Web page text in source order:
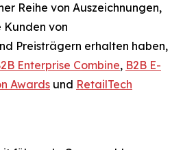
Reihe von Auszeichnungen,
Kunden von
Preisträgern erhalten haben,
Enterprise Combine, B2B E-
Awards und RetailTech